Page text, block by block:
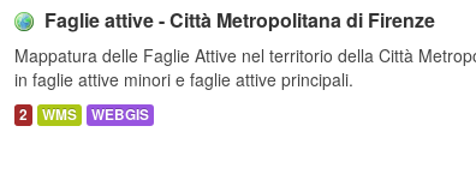
Faglie attive - Città Metropolitana di Firenze
Mappatura delle Faglie Attive nel territorio della Città
in faglie attive minori e faglie attive principali.
2 WMS WEBGIS